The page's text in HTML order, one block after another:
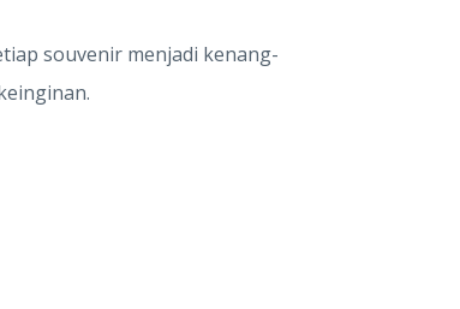
souvenir menjadi kenang-